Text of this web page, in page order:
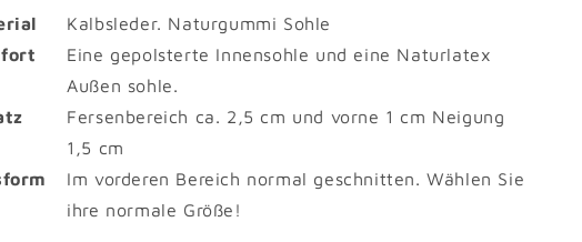
Kalbsleder. Naturgummi Sohle
Eine gepolsterte Innensohle und eine Naturlatex
Außen sohle.
Fersenbereich ca. 2,5 cm und vorne 1 cm Neigung
1,5 cm
Im vorderen Bereich normal geschnitten. Wählen Sie
ihre normale Größe!